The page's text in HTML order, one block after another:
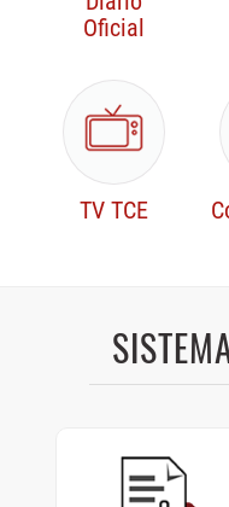
Oficial
TV TCE
Cadastre e consulte